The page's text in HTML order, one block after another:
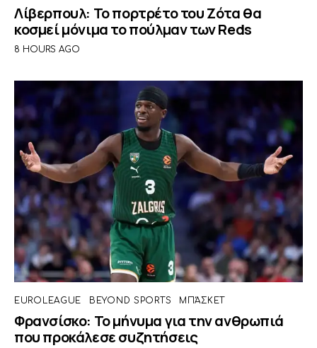
Λίβερπουλ: Το πορτρέτο του Ζότα θα
κοσμεί μόνιμα το πούλμαν των Reds
8 HOURS AGO
EUROLEAGUE BEYOND SPORTS ΜΠΆΣΚΕΤ
Φρανσίσκο: Το μήνυμα για την ανθρωπιά
που προκάλεσε συζητήσεις